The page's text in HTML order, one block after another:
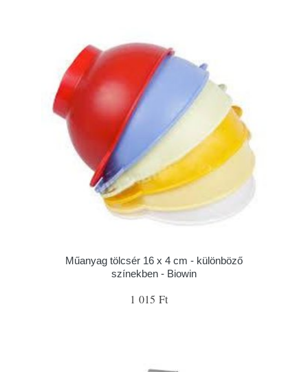
Műanyag tölcsér 16 x 4 cm - különböző
színekben - Biowin
1 015 Ft